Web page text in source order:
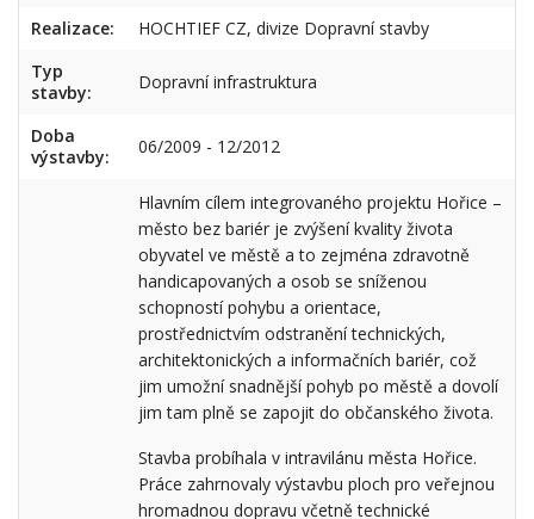
Realizace:
HOCHTIEF CZ, divize Dopravní stavby
Typ
stavby:
Dopravní infrastruktura
Doba
výstavby:
06/2009 - 12/2012
Hlavním cílem integrovaného projektu Hořice –
město bez bariér je zvýšení kvality života
obyvatel ve městě a to zejména zdravotně
handicapovaných a osob se sníženou
schopností pohybu a orientace,
prostřednictvím odstranění technických,
architektonických a informačních bariér, což
jim umožní snadnější pohyb po městě a dovolí
jim tam plně se zapojit do občanského života.
Stavba probíhala v intravilánu města Hořice.
Práce zahrnovaly výstavbu ploch pro veřejnou
hromadnou dopravu včetně technické